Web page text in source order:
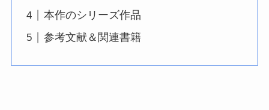
本作のシリーズ作品
参考文献＆関連書籍